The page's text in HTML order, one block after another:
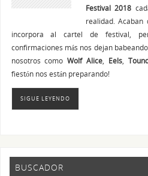
Festival 2018
realidad.
incorpora al cartel de festival,
confirmaciones más nos dejan
nosotros comoWolf Alice, Eels,
fiestón nos están preparando!
SIGUE LEYENDO
BUSCADOR